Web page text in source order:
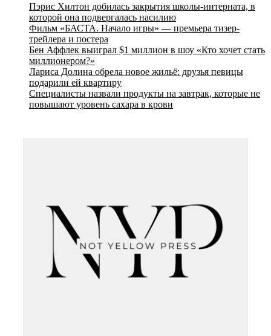
Пэрис Хилтон добилась закрытия школы-интерната, в
которой она подвергалась насилию
Фильм «БАСТА. Начало игры» — премьера тизер-
трейлера и постера
Бен Аффлек выиграл $1 миллион в шоу «Кто хочет стать
миллионером?»
Лариса Долина обрела новое жильё: друзья певицы
подарили ей квартиру
Специалисты назвали продукты на завтрак, которые не
повышают уровень сахара в крови